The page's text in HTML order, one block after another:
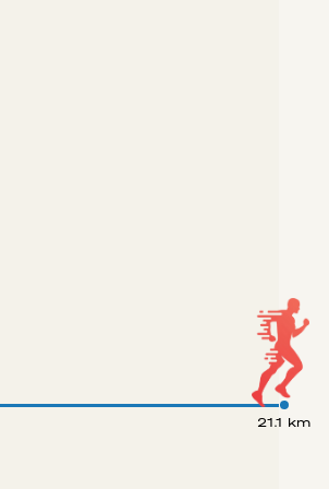
21.1 km